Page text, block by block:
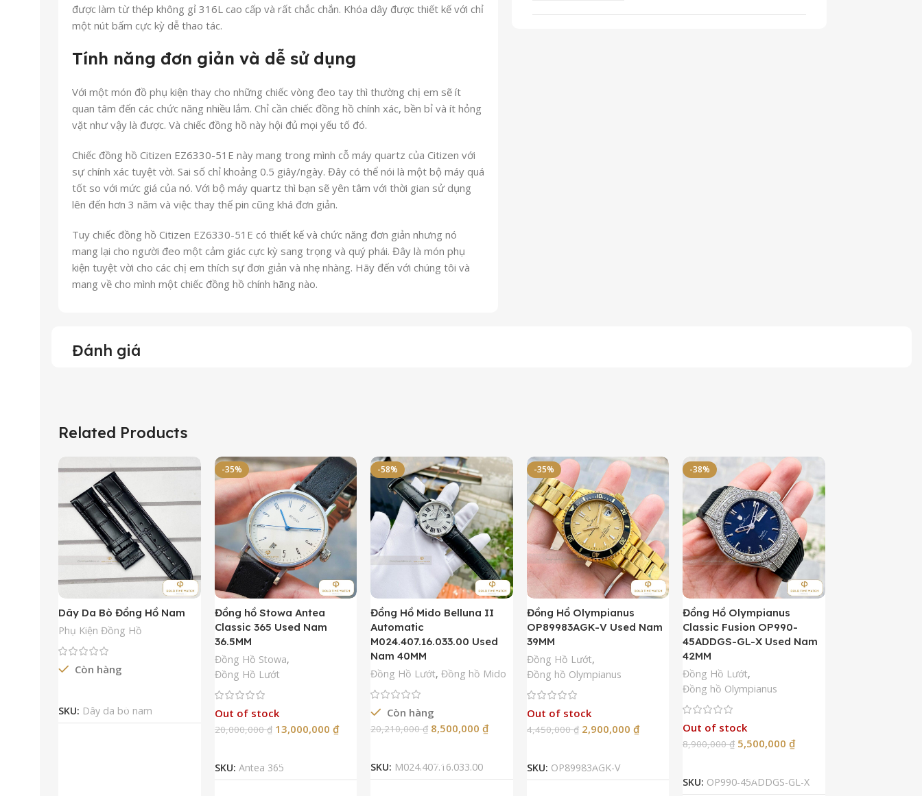
được làm từ thép không gỉ 316L cao cấp và rất chắc chắn. Khóa dây được thiết kế với chỉ
một nút bấm cực kỳ dễ thao tác.
Tính năng đơn giản và dễ sử dụng
Với một món đồ phụ kiện thay cho những chiếc vòng đeo tay thì thường chị em sẽ ít
quan tâm đến các chức năng nhiều lắm. Chỉ cần chiếc đồng hồ chính xác, bền bỉ và ít hỏng
vặt như vậy là được. Và chiếc đồng hồ này hội đủ mọi yếu tố đó.
Chiếc đồng hồ Citizen EZ6330-51E này mang trong mình cỗ máy quartz của Citizen với
sự chính xác tuyệt vời. Sai số chỉ khoảng 0.5 giây/ngày. Đây có thể nói là một bộ máy quá
tốt so với mức giá của nó. Với bộ máy quartz thì bạn sẽ yên tâm với thời gian sử dụng
lên đến hơn 3 năm và việc thay thế pin cũng khá đơn giản.
Tuy chiếc đồng hồ Citizen EZ6330-51E có thiết kế và chức năng đơn giản nhưng nó
mang lại cho người đeo một cảm giác cực kỳ sang trọng và quý phái. Đây là món phụ
kiện tuyệt vời cho các chị em thích sự đơn giản và nhẹ nhàng. Hãy đến với chúng tôi và
mang về cho mình một chiếc đồng hồ chính hãng nào.
Đánh giá
Related Products
Dây Da Bò Đồng Hồ Nam
Phụ Kiện Đồng Hồ
Còn hàng
SKU: Dây da bò nam
-35%
Đồng hồ Stowa Antea
Classic 365 Used Nam
36.5MM
Đồng Hồ Stowa,
Đồng Hồ Lướt
Out of stock
20,000,000₫ 13,000,000 ₫
SKU: Antea 365
-58%
Đồng Hồ Mido Belluna II
Automatic
M024.407.16.033.00 Used
Nam 40MM
Đồng Hồ Lướt, Đồng hồ Mido
Còn hàng
20,210,000₫ 8,500,000 ₫
SKU: M024.407.16.033.00
-35%
Đồng Hồ Olympianus
OP89983AGK-V Used Nam
39MM
Đồng Hồ Lướt,
Đồng hồ Olympianus
Out of stock
4,450,000₫ 2,900,000 ₫
SKU: OP89983AGK-V
-38%
Đồng Hồ Olympianus
Classic Fusion OP990-
45ADDGS-GL-X Used Nam
42MM
Đồng Hồ Lướt,
Đồng hồ Olympianus
Out of stock
8,900,000₫ 5,500,000 ₫
SKU: OP990-45ADDGS-GL-X